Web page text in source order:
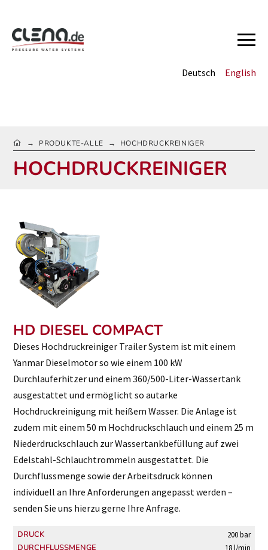
Deutsch English
HOME
→ PRODUKTE-ALLE → HOCHDRUCKREINIGER
HOCHDRUCKREINIGER
HD DIESEL COMPACT
Dieses Hochdruckreiniger Trailer System ist mit einem
Yanmar Dieselmotor so wie einem 100 kW
Durchlauferhitzer und einem 360/500-Liter-Wassertank
ausgestattet und ermöglicht so autarke
Hochdruckreinigung mit heißem Wasser. Die Anlage ist
zudem mit einem 50 m Hochdruckschlauch und einem 25 m
Niederdruckschlauch zur Wassertankbefüllung auf zwei
Edelstahl-Schlauchtrommeln ausgestattet. Die
Durchflussmenge sowie der Arbeitsdruck können
individuell an Ihre Anforderungen angepasst werden –
senden Sie uns hierzu gerne Ihre Anfrage.
DRUCK 200 bar
DURCHFLUSSMENGE 18 l/min